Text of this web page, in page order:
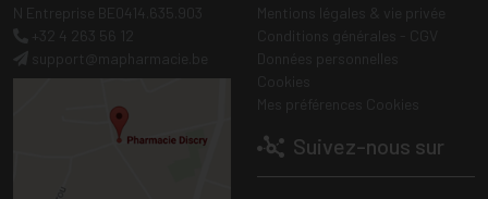
Suivez-nous sur